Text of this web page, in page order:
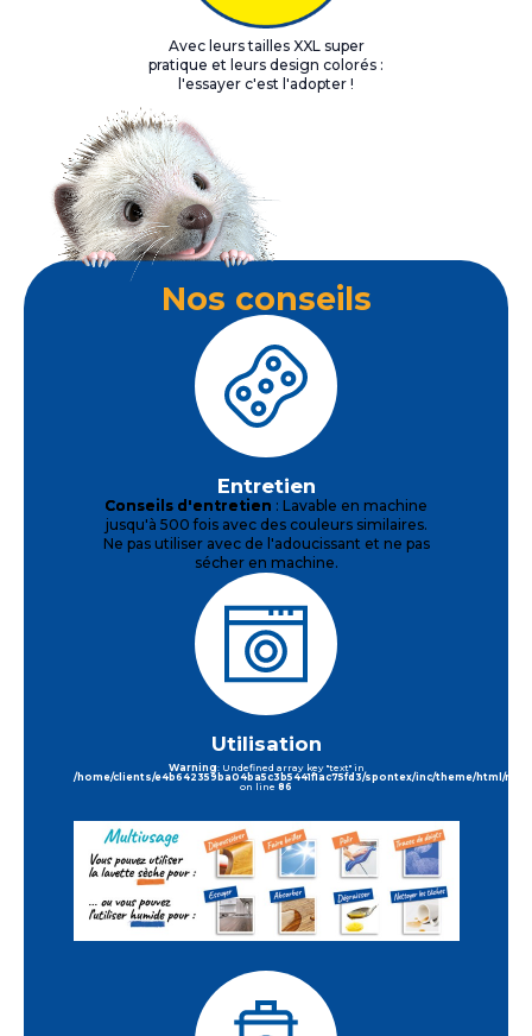
Avec leurs tailles XXL super
pratique et leurs design colorés :
l'essayer c'est l'adopter !
Nos conseils
Entretien
Conseils d'entretien : Lavable en machine
jusqu'à 500 fois avec des couleurs similaires.
Ne pas utiliser avec de l'adoucissant et ne pas
sécher en machine.
Utilisation
Warning: Undefined array key "text" in
/home/clients/e4b642359ba04ba5c3b5441f1ac75fd3/spontex/inc/theme/html/
on line 86